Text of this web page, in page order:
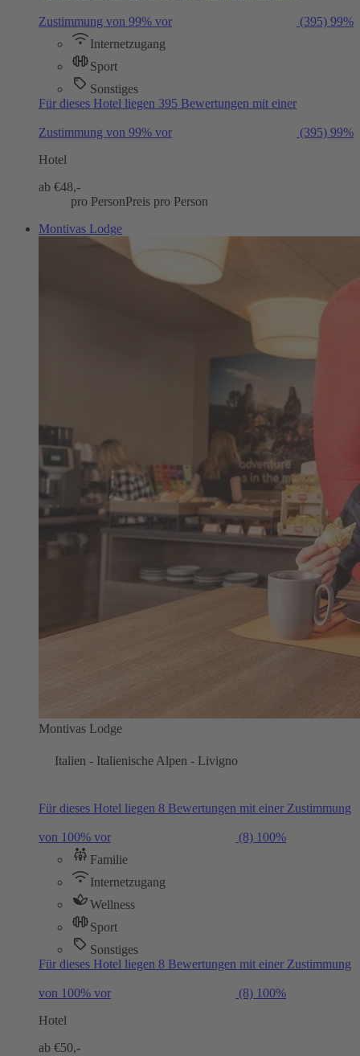
Zustimmung von 99% vor (395) 99%
Internetzugang
Sport
Sonstiges
Für dieses Hotel liegen 395 Bewertungen mit einer
Zustimmung von 99% vor (395) 99%
Hotel
ab €48,-
pro PersonPreis pro Person
Montivas Lodge
Montivas Lodge
Italien - Italienische Alpen - Livigno
Für dieses Hotel liegen 8 Bewertungen mit einer Zustimmung
von 100% vor (8) 100%
Familie
Internetzugang
Wellness
Sport
Sonstiges
Für dieses Hotel liegen 8 Bewertungen mit einer Zustimmung
von 100% vor (8) 100%
Hotel
ab €50,-